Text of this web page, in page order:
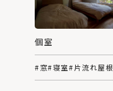
個室
#窓#寝室#片流れ屋根